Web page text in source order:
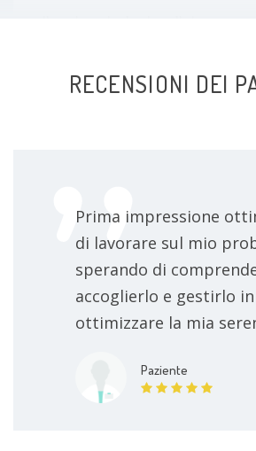
RECENSIONI DEI
Prima impressione
di lavorare sul mio
sperando di
accoglierlo e gestirlo
ottimizzare la mia
Paziente